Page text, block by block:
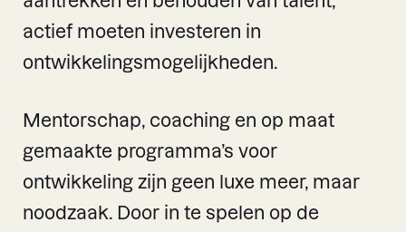
actief moeten investeren in
ontwikkelingsmogelijkheden.
Mentorschap, coaching en op maat
gemaakte programma’s voor
ontwikkeling zijn geen luxe meer, maar
noodzaak. Door in te spelen op de